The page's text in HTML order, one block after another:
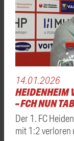
14.01.2026
HEIDENHEIM
– FCH NUN
Der 1. FC
mit 1:2